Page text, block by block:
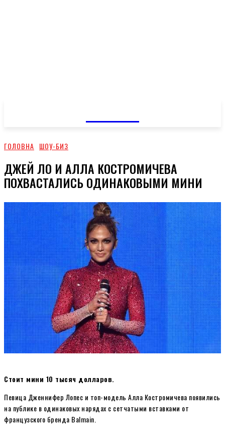
ГОЛОВНА ШОУ-БИЗ
ДЖЕЙ ЛО И АЛЛА КОСТРОМИЧЕВА
ПОХВАСТАЛИСЬ ОДИНАКОВЫМИ МИНИ
Стоит мини 10 тысяч долларов.
Певица Дженнифер Лопес и топ-модель Алла Костромичева появились
на публике в одинаковых нарядах с сетчатыми вставками от
французского бренда Balmain.